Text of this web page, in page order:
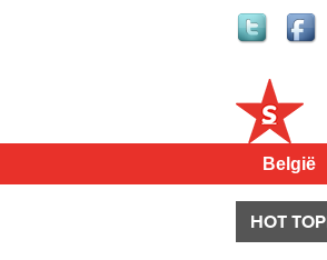
Solidair
België
HOT